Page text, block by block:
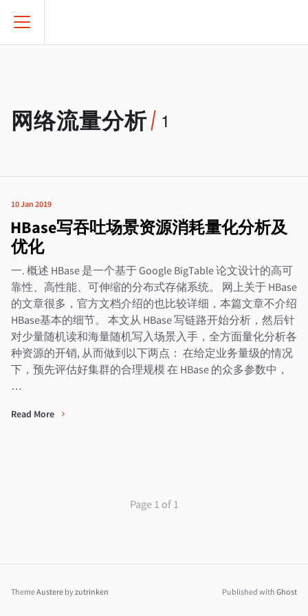
网络流量分析 1
10 Jan 2019
HBase写吞吐场景资源消耗量化分析及
优化
一. 概述 HBase 是一个基于 Google BigTable 论文设计的高可
靠性、高性能、可伸缩的分布式存储系统。 网上关于 HBase
的文章很多，官方文档介绍的也比较详细，本篇文章不介绍
HBase基本的细节。 本文从 HBase 写链路开始分析，然后针
对少量随机读和海量随机写入场景入手，全方面量化分析各
种资源的开销, 从而做到以下两点： 在给定业务量级的情况
下，预先评估好集群的合理规模 在 HBase 的众多参数中，
…
Read More
Page 1 of 1
ThemeAustere byzutrinken Published with Ghost